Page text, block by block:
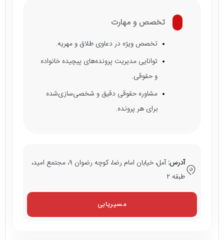
تخصص و مهارت
تخصص ویژه در دعاوی طلاق و مهریه.
توانایی مدیریت پرونده‌های پیچیده خانواده
و حقوقی.
مشاوره حقوقی دقیق و شخصی‌سازی‌شده
برای هر پرونده.
آدرس:
آمل، خیابان امام رضا، کوچه رضوان ۹، مجتمع امید،
طبقه ۲
مسیریابی